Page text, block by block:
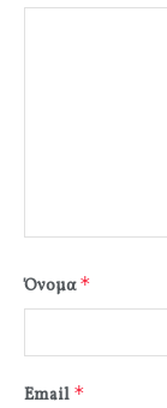
Όνομα*
Email *